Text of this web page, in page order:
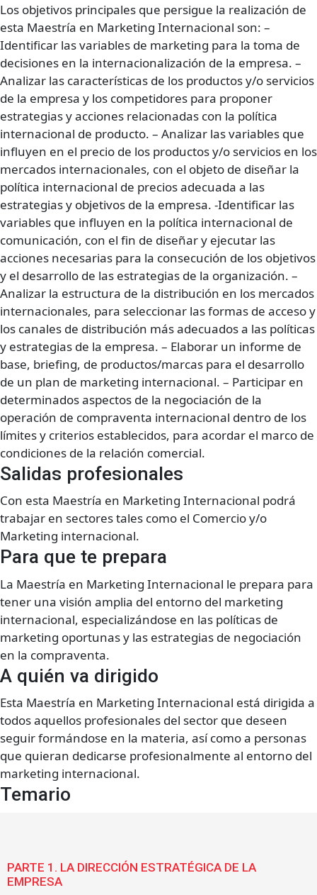
Los objetivos principales que persigue la realización de
esta Maestría en Marketing Internacional son: –
Identificar las variables de marketing para la toma de
decisiones en la internacionalización de la empresa. –
Analizar las características de los productos y/o servicios
de la empresa y los competidores para proponer
estrategias y acciones relacionadas con la política
internacional de producto. – Analizar las variables que
influyen en el precio de los productos y/o servicios en los
mercados internacionales, con el objeto de diseñar la
política internacional de precios adecuada a las
estrategias y objetivos de la empresa. -Identificar las
variables que influyen en la política internacional de
comunicación, con el fin de diseñar y ejecutar las
acciones necesarias para la consecución de los objetivos
y el desarrollo de las estrategias de la organización. –
Analizar la estructura de la distribución en los mercados
internacionales, para seleccionar las formas de acceso y
los canales de distribución más adecuados a las políticas
y estrategias de la empresa. – Elaborar un informe de
base, briefing, de productos/marcas para el desarrollo
de un plan de marketing internacional. – Participar en
determinados aspectos de la negociación de la
operación de compraventa internacional dentro de los
límites y criterios establecidos, para acordar el marco de
condiciones de la relación comercial.
Salidas profesionales
Con esta Maestría en Marketing Internacional podrá
trabajar en sectores tales como el Comercio y/o
Marketing internacional.
Para que te prepara
La Maestría en Marketing Internacional le prepara para
tener una visión amplia del entorno del marketing
internacional, especializándose en las políticas de
marketing oportunas y las estrategias de negociación
en la compraventa.
A quién va dirigido
Esta Maestría en Marketing Internacional está dirigida a
todos aquellos profesionales del sector que deseen
seguir formándose en la materia, así como a personas
que quieran dedicarse profesionalmente al entorno del
marketing internacional.
Temario
PARTE 1. LA DIRECCIÓN ESTRATÉGICA DE LA
EMPRESA